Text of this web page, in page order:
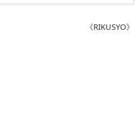
《RIKUSYO》